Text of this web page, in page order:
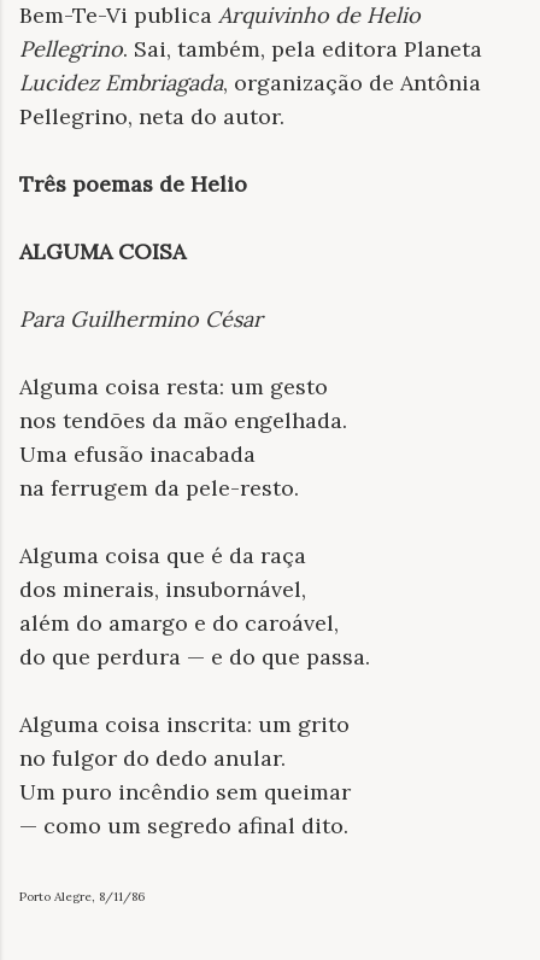
Bem-Te-Vi publica Arquivinho de Helio
Pellegrino. Sai, também, pela editora Planeta
Lucidez Embriagada, organização de Antônia
Pellegrino, neta do autor.
Três poemas de Helio
ALGUMA COISA
Para Guilhermino César
Alguma coisa resta: um gesto
nos tendões da mão engelhada.
Uma efusão inacabada
na ferrugem da pele-resto.
Alguma coisa que é da raça
dos minerais, insubornável,
além do amargo e do caroável,
do que perdura — e do que passa.
Alguma coisa inscrita: um grito
no fulgor do dedo anular.
Um puro incêndio sem queimar
— como um segredo afinal dito.
Porto Alegre, 8/11/86